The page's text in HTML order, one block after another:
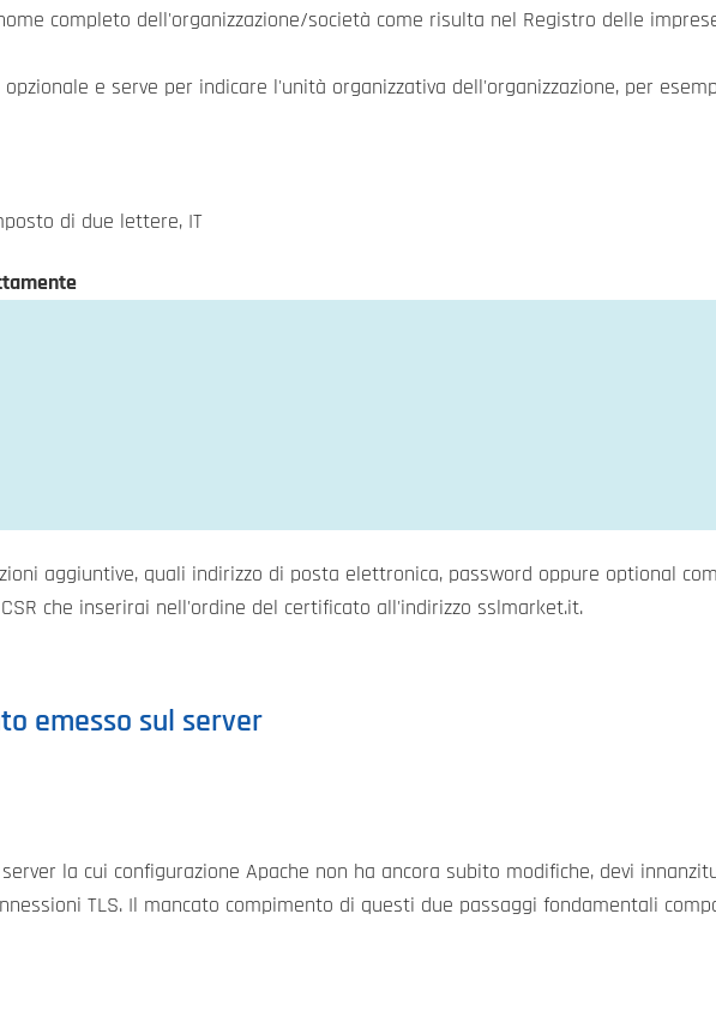
completo dell'organizzazione/società come risulta nel Registro delle
opzionale e serve per indicare l'unità organizzativa dell'organizzazione, per
di due lettere, IT
aggiuntive, quali indirizzo di posta elettronica, password oppure optional
che inserirai nell'ordine del certificato all'indirizzo sslmarket.it.
emesso sul server
la cui configurazione Apache non ha ancora subito modifiche, devi
TLS. Il mancato compimento di questi due passaggi fondamentali